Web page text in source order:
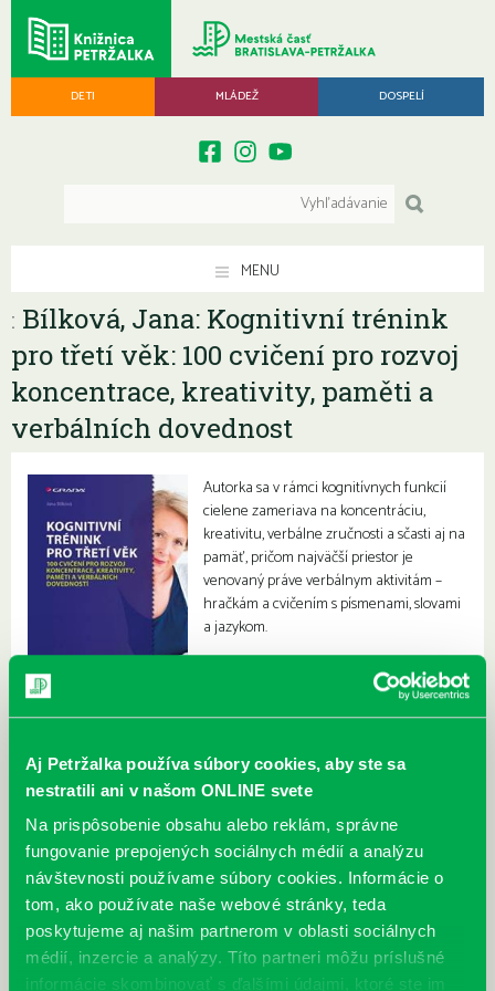
Aj Petržalka používa súbory cookies, aby ste sa
nestratili ani v našom ONLINE svete
Na prispôsobenie obsahu alebo reklám, správne
fungovanie prepojených sociálnych médií a analýzu
návštevnosti používame súbory cookies. Informácie o
tom, ako používate naše webové stránky, teda
poskytujeme aj našim partnerom v oblasti sociálnych
médií, inzercie a analýzy. Títo partneri môžu príslušné
informácie skombinovať s ďalšími údajmi, ktoré ste im
DETI MLÁDEŽ DOSPELÍ
MENU
: Bílková, Jana: Kognitivní trénink
pro třetí věk: 100 cvičení pro rozvoj
koncentrace, kreativity, paměti a
verbálních dovednost
Autorka sa v rámci kognitívnych funkcií
cielene zameriava na koncentráciu,
kreativitu, verbálne zručnosti a sčasti aj na
pamäť, pričom najväčší priestor je
venovaný práve verbálnym aktivitám –
hračkám a cvičením s písmenami, slovami
a jazykom.